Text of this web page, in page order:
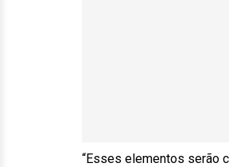
“Esses elementos serão